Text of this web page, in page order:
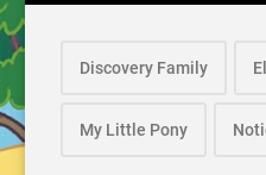
Discovery Family
My Little Pony